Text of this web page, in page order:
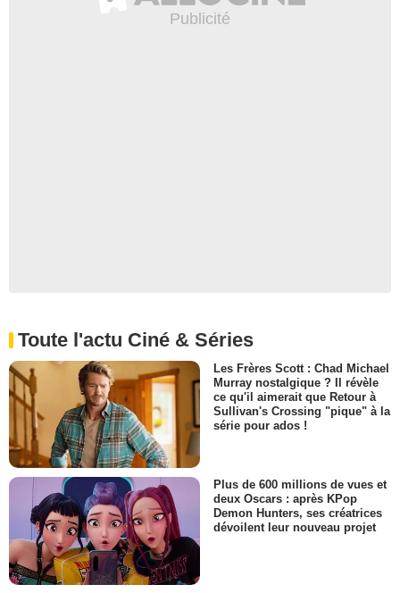
Toute l'actu Ciné & Séries
Les Frères Scott : Chad Michael
Murray nostalgique ? Il révèle
ce qu'il aimerait que Retour à
Sullivan's Crossing "pique" à la
série pour ados !
Plus de 600 millions de vues et
deux Oscars : après KPop
Demon Hunters, ses créatrices
dévoilent leur nouveau projet